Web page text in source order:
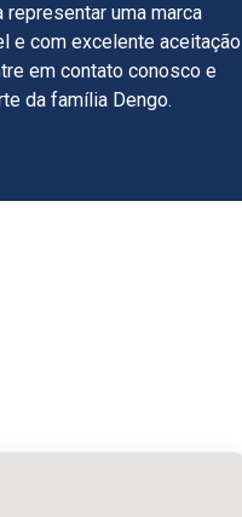
uma marca
e com excelente aceitação
em contato conosco e
da família Dengo.